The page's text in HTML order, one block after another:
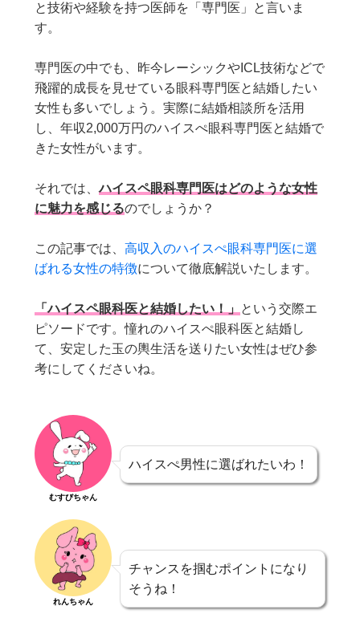
と技術や経験を持つ医師を「専門医」と言いま
す。
専門医の中でも、昨今レーシックやICL技術などで
飛躍的成長を見せている眼科専門医と結婚したい
女性も多いでしょう。実際に結婚相談所を活用
し、年収2,000万円のハイスぺ眼科専門医と結婚で
きた女性がいます。
それでは、ハイスペ眼科専門医はどのような女性
に魅力を感じるのでしょうか？
この記事では、高収入のハイスぺ眼科専門医に選
ばれる女性の特徴について徹底解説いたします。
「ハイスペ眼科医と結婚したい！」
という交際エ
ピソードです。憧れのハイスぺ眼科医と結婚し
て、安定した玉の輿生活を送りたい女性はぜひ参
考にしてくださいね。
むすびちゃん
ハイスぺ男性に選ばれたいわ！
れんちゃん
チャンスを掴むポイントになり
そうね！